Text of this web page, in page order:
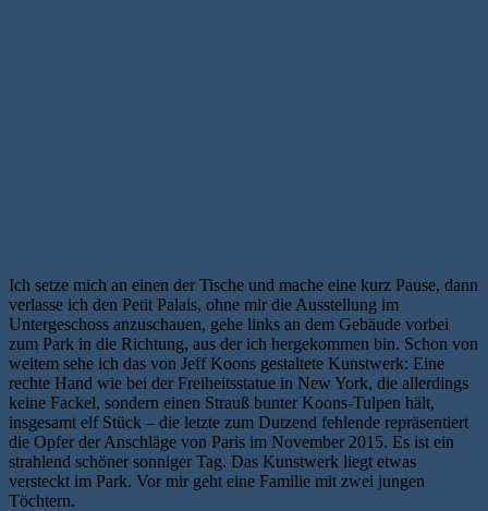
Ich setze mich an einen der Tische und mache eine kurz Pause, dann
verlasse ich den Petit Palais, ohne mir die Ausstellung im
Untergeschoss anzuschauen, gehe links an dem Gebäude vorbei
zum Park in die Richtung, aus der ich hergekommen bin. Schon von
weitem sehe ich das von Jeff Koons gestaltete Kunstwerk: Eine
rechte Hand wie bei der Freiheitsstatue in New York, die allerdings
keine Fackel, sondern einen Strauß bunter Koons-Tulpen hält,
insgesamt elf Stück – die letzte zum Dutzend fehlende repräsentiert
die Opfer der Anschläge von Paris im November 2015. Es ist ein
strahlend schöner sonniger Tag. Das Kunstwerk liegt etwas
versteckt im Park. Vor mir geht eine Familie mit zwei jungen
Töchtern.